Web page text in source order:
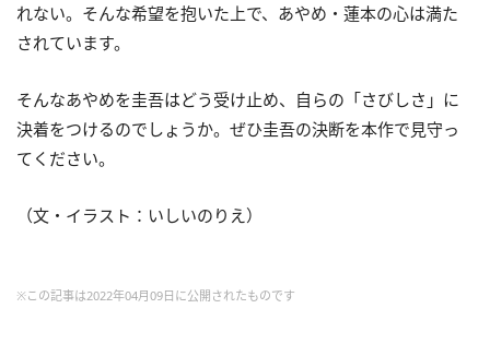
れない。そんな希望を抱いた上で、あやめ・蓮本の心は満た
されています。
そんなあやめを圭吾はどう受け止め、自らの「さびしさ」に
決着をつけるのでしょうか。ぜひ圭吾の決断を本作で見守っ
てください。
（文・イラスト：いしいのりえ）
※この記事は2022年04月09日に公開されたものです